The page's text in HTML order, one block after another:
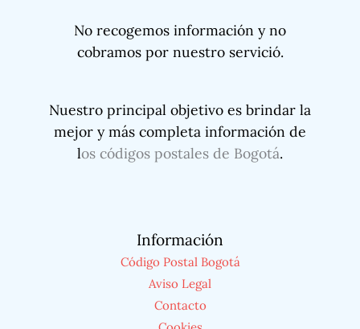
No recogemos información y no
cobramos por nuestro servició.
Nuestro principal objetivo es brindar la
mejor y más completa información de
los códigos postales de Bogotá.
Información
Código Postal Bogotá
Aviso Legal
Contacto